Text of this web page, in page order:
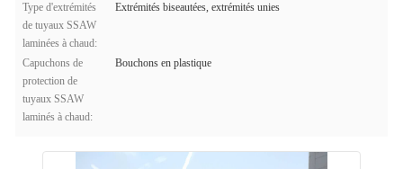
Type d'extrémités
de tuyaux SSAW
laminées à chaud:
Extrémités biseautées, extrémités unies
Capuchons de
protection de
tuyaux SSAW
laminés à chaud:
Bouchons en plastique